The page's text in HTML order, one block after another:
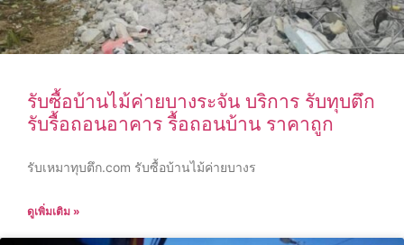
รับซื้อบ้านไม้ค่ายบางระจัน บริการ รับทุบตึก
รับรื้อถอนอาคาร รื้อถอนบ้าน ราคาถูก
รับเหมาทุบตึก.com รับซื้อบ้านไม้ค่ายบางร
ดูเพิ่มเติม »